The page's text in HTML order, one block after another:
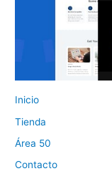
Inicio
Tienda
Área 50
Contacto